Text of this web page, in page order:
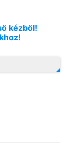
kézből!